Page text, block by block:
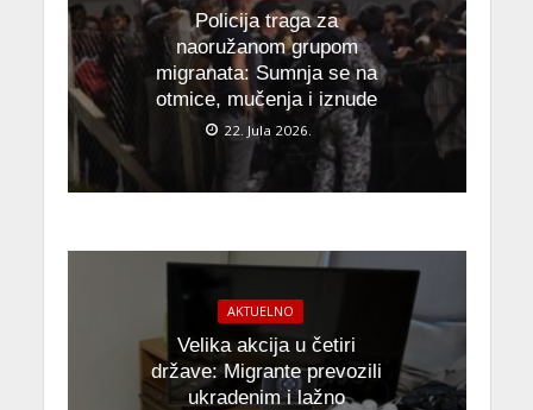
Policija traga za
naoružanom grupom
migranata: Sumnja se na
otmice, mučenja i iznude
22. Jula 2026.
AKTUELNO
Velika akcija u četiri
države: Migrante prevozili
ukradenim i lažno